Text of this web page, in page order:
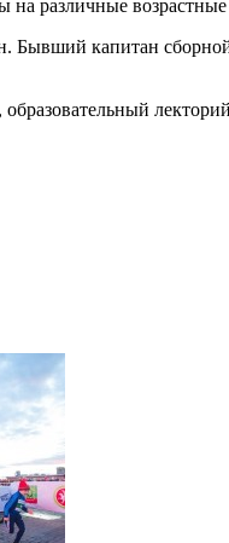
на различные
Бывший капитан